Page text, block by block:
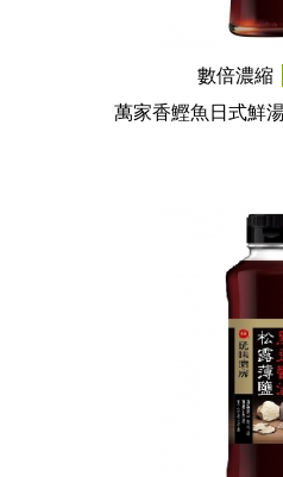
數倍濃縮
萬家香鰹魚日式鮮